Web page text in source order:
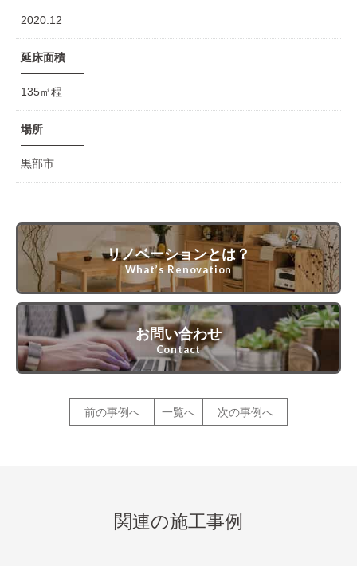
2020.12
延床面積
135㎡程
場所
黒部市
リノベーションとは？
What’s Renovation
お問い合わせ
Contact
前の事例へ 一覧へ 次の事例へ
関連の施工事例